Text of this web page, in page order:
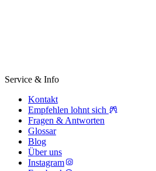
Service & Info
Kontakt
Empfehlen lohnt sich
Fragen & Antworten
Glossar
Blog
Über uns
Instagram